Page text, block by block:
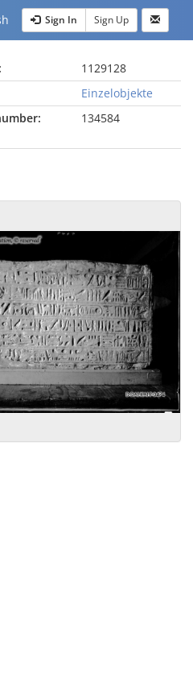
Sign In Sign Up
1129128
Einzelobjekte
134584